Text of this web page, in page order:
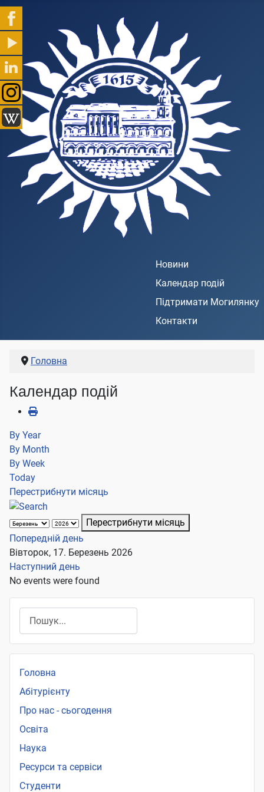
Новини
Календар подій
Підтримати Могилянку
Контакти
Головна
Календар подій
By Year
By Month
By Week
Today
Перестрибнути місяць
Перестрибнути місяць
Попередній день
Вівторок, 17. Березень 2026
Наступний день
No events were found
Головна
Абітурієнту
Про нас - сьогодення
Освіта
Наука
Ресурси та сервіси
Студенти